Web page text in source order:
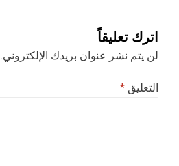
اترك تعليقاً
لن يتم نشر عنوان بريدك الإلكتروني.
التعليق *